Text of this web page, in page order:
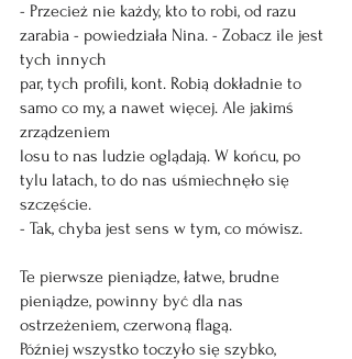
- Przecież nie każdy, kto to robi, od razu
zarabia - powiedziała Nina. - Zobacz ile jest
tych innych
par, tych profili, kont. Robią dokładnie to
samo co my, a nawet więcej. Ale jakimś
zrządzeniem
losu to nas ludzie oglądają. W końcu, po
tylu latach, to do nas uśmiechnęło się
szczęście.
- Tak, chyba jest sens w tym, co mówisz.
Te pierwsze pieniądze, łatwe, brudne
pieniądze, powinny być dla nas
ostrzeżeniem, czerwoną flagą.
Później wszystko toczyło się szybko,